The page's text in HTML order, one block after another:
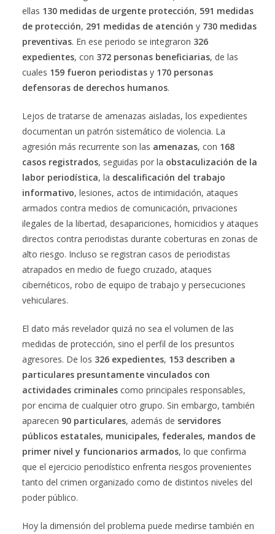
ellas 130 medidas de urgente protección, 591 medidas
de protección, 291 medidas de atención y 730 medidas
preventivas. En ese periodo se integraron 326
expedientes, con 372 personas beneficiarias, de las
cuales 159 fueron periodistas y 170 personas
defensoras de derechos humanos.
Lejos de tratarse de amenazas aisladas, los expedientes
documentan un patrón sistemático de violencia. La
agresión más recurrente son las amenazas, con 168
casos registrados, seguidas por la obstaculización de la
labor periodística, la descalificación del trabajo
informativo, lesiones, actos de intimidación, ataques
armados contra medios de comunicación, privaciones
ilegales de la libertad, desapariciones, homicidios y ataques
directos contra periodistas durante coberturas en zonas de
alto riesgo. Incluso se registran casos de periodistas
atrapados en medio de fuego cruzado, ataques
cibernéticos, robo de equipo de trabajo y persecuciones
vehiculares.
El dato más revelador quizá no sea el volumen de las
medidas de protección, sino el perfil de los presuntos
agresores. De los 326 expedientes, 153 describen a
particulares presuntamente vinculados con
actividades criminales como principales responsables,
por encima de cualquier otro grupo. Sin embargo, también
aparecen 90 particulares, además de servidores
públicos estatales, municipales, federales, mandos de
primer nivel y funcionarios armados, lo que confirma
que el ejercicio periodístico enfrenta riesgos provenientes
tanto del crimen organizado como de distintos niveles del
poder público.
Hoy la dimensión del problema puede medirse también en